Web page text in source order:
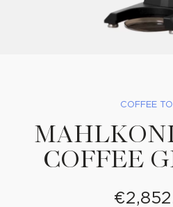
COFFEE
COFFEE
€